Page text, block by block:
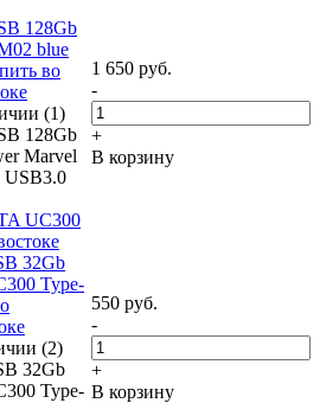
128Gb
blue
во
(1)
128Gb
Marvel
USB3.0
1 650 руб.
-
+
В корзину
UC300
32Gb
Type-
(2)
32Gb
Type-
550 руб.
-
+
В корзину